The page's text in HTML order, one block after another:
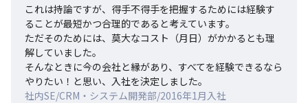
これは持論ですが、得手不得手を把握するためには経験す
ることが最短かつ合理的であると考えています。
ただそのためには、莫大なコスト（月日）がかかるとも理
解していました。
そんなときに今の会社と縁があり、すべてを経験できるなら
やりたい！と思い、入社を決定しました。
社内SE/CRM・システム開発部/2016年1月入社